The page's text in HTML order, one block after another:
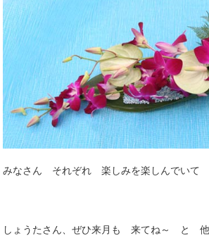
みなさん それぞれ 楽しみを楽しんでいて
しょうたさん、ぜひ来月も 来てね～ と